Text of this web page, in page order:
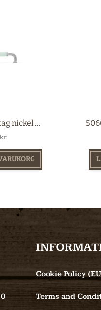
482 Draghandtag nickel 86 mm
kr
Cookie Policy
Terms and